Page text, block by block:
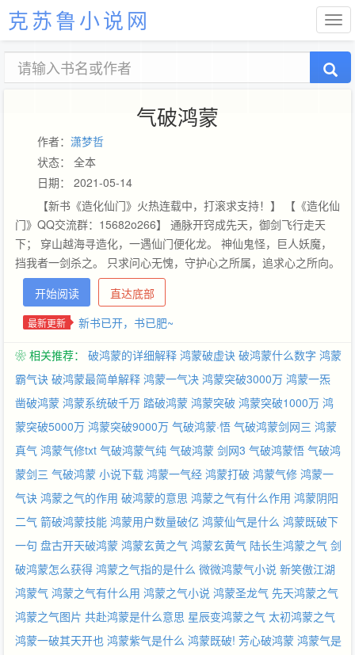
克苏鲁小说网
气破鸿蒙
作者： 潇梦哲
状态： 全本
日期： 2021-05-14
【新书《造化仙门》火热连载中，打滚求支持！】 【《造化仙
门》QQ交流群：15682o266】 通脉开窍成先天，御剑飞行走天
下； 穿山越海寻造化，一遇仙门便化龙。 神仙鬼怪，巨人妖魔，
挡我者一剑杀之。 只求问心无愧，守护心之所属，追求心之所向。
唯我《造化仙门》！ （请在浏览器中搜索，百度等都可。）
开始阅读 直达底部
最新更新 新书已开，书已肥~
❀ 相关推荐： 破鸿蒙的详细解释 鸿蒙破虚诀 破鸿蒙什么数字 鸿蒙
霸气诀 破鸿蒙最简单解释 鸿蒙一气决 鸿蒙突破3000万 鸿蒙一炁
凿破鸿蒙 鸿蒙系统破千万 踏破鸿蒙 鸿蒙突破 鸿蒙突破1000万 鸿
蒙突破5000万 鸿蒙突破9000万 气破鸿蒙·悟 气破鸿蒙剑网三 鸿蒙
真气 鸿蒙气修txt 气破鸿蒙气纯 气破鸿蒙 剑网3 气破鸿蒙悟 气破鸿
蒙剑三 气破鸿蒙 小说下载 鸿蒙一气经 鸿蒙打破 鸿蒙气修 鸿蒙一
气诀 鸿蒙之气的作用 破鸿蒙的意思 鸿蒙之气有什么作用 鸿蒙阴阳
二气 箭破鸿蒙技能 鸿蒙用户数量破亿 鸿蒙仙气是什么 鸿蒙既破下
一句 盘古开天破鸿蒙 鸿蒙玄黄之气 鸿蒙玄黄气 陆长生鸿蒙之气 剑
破鸿蒙怎么获得 鸿蒙之气指的是什么 微微鸿蒙气小说 新笑傲江湖
鸿蒙气 鸿蒙之气有什么用 鸿蒙之气小说 鸿蒙圣龙气 先天鸿蒙之气
鸿蒙之气图片 共赴鸿蒙是什么意思 星辰变鸿蒙之气 太初鸿蒙之气
鸿蒙一破其天开也 鸿蒙紫气是什么 鸿蒙既破! 芳心破鸿蒙 鸿蒙气是